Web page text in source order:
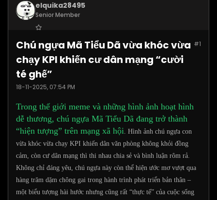
elquika28495
Senior Member
Posts:2062 #1
Chú ngựa Mã Tiểu Dã vừa khóc vừa
chạy KPI khiến cư dân mạng “cười
té ghế”
18-11-2025, 07:54 PM
Trong thế giới meme và những hình ảnh hoạt hình
dễ thương, chú ngựa Mã Tiểu Dã đang trở thành
“hiện tượng” trên mạng xã hội. Hình ảnh chú ngựa con
vừa khóc vừa chạy KPI khiến dân văn phòng không khỏi đồng
cảm, còn cư dân mạng thì thi nhau chia sẻ và bình luận rôm rả.
Không chỉ đáng yêu, chú ngựa này còn thể hiện ước mơ vượt qua
hàng trăm dặm chông gai trong hành trình phát triển bản thân –
một biểu tượng hài hước nhưng cũng rất “thực tế” của cuộc sống